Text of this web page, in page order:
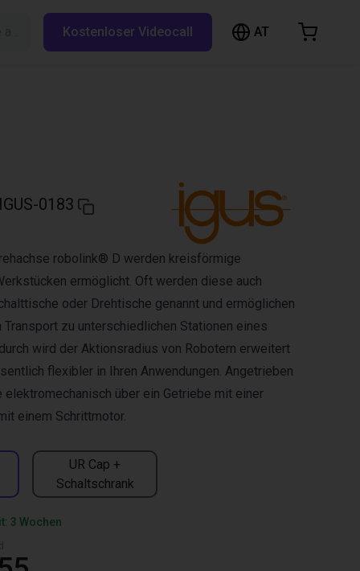
Kostenloser Videocall AT
0183
UR Cap +
Schaltschrank
robolink® D werden kreisförmige
ermöglicht. Oft werden diese auch
oder Drehtische genannt und ermöglichen
Transport zu unterschiedlichen Stationen eines
wird der Aktionsradius von Robotern erweitert
flexibler in Ihren Anwendungen. Angetrieben
elektromechanisch über ein Getriebe mit einer
einem Schrittmotor.
3 Wochen